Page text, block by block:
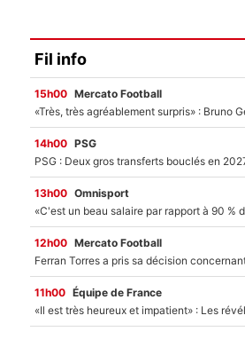
Fil info
15h00 Mercato Football
14h00 PSG
13h00 Omnisport
12h00 Mercato Football
11h00 Équipe de France